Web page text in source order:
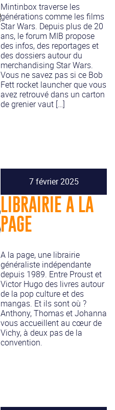
Mintinbox traverse les
générations comme les films
Star Wars. Depuis plus de 20
ans, le forum MIB propose
des infos, des reportages et
des dossiers autour du
merchandising Star Wars.
Vous ne savez pas si ce Bob
Fett rocket launcher que vous
avez retrouvé dans un carton
de grenier vaut […]
7 février 2025
LIBRAIRIE A LA
PAGE
A la page, une librairie
généraliste indépendante
depuis 1989. Entre Proust et
Victor Hugo des livres autour
de la pop culture et des
mangas. Et ils sont où ?
Anthony, Thomas et Johanna
vous accueillent au cœur de
Vichy, à deux pas de la
convention.